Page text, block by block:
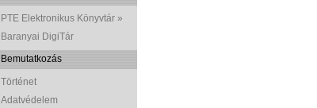
PTE Elektronikus Könyvtár »
Baranyai DigiTár
Bemutatkozás
Történet
Adatvédelem